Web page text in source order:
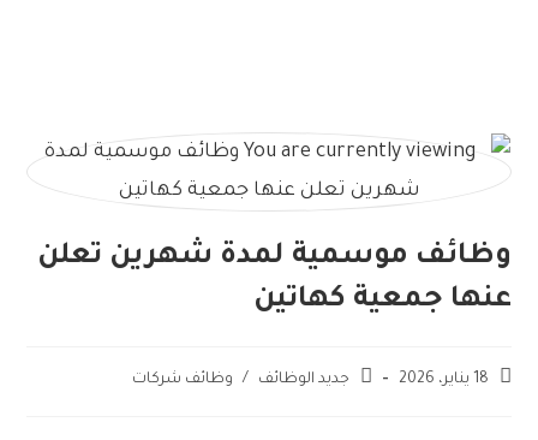
وظائف موسمية لمدة شهرين تعلن
عنها جمعية كهاتين
18 يناير، 2026 جديد الوظائف / وظائف شركات